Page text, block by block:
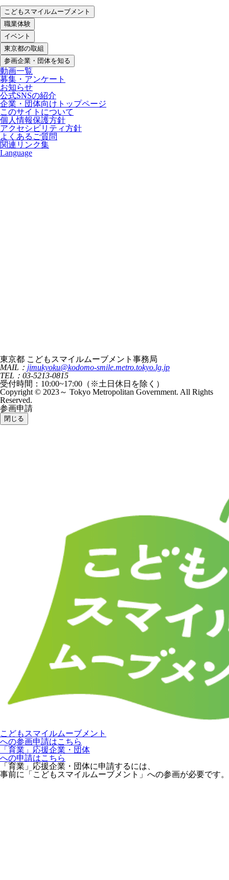
こどもスマイルムーブメント
職業体験
イベント
東京都の取組
参画企業・団体を知る
動画一覧
募集・アンケート
お知らせ
公式SNSの紹介
企業・団体向けトップページ
このサイトについて
個人情報保護方針
アクセシビリティ方針
よくあるご質問
関連リンク集
Language
東京都 こどもスマイルムーブメント事務局
MAIL： jimukyoku@kodomo-smile.metro.tokyo.lg.jp
TEL：03-5213-0815
受付時間：10:00~17:00（※土日休日を除く）
Copyright © 2023～ Tokyo Metropolitan Government. All Rights
Reserved.
参画申請
閉じる
こどもスマイルムーブメント
への参画申請はこちら
「育業」応援企業・団体
への申請はこちら
「育業」応援企業・団体に申請するには、
事前に「こどもスマイルムーブメント」への参画が必要です。